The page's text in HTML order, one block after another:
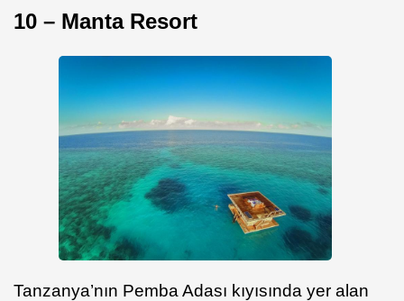
10 – Manta Resort
Tanzanya’nın Pemba Adası kıyısında yer alan